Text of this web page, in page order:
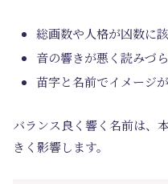
総画数や人格が凶数に
音の響きが悪く読みづ
苗字と名前でイメージ
バランス良く響く名前は、
きく影響します。